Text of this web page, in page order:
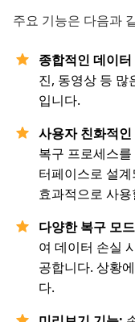
주요 기능은 다음과
종합적인 데이
진, 동영상 등 많
입니다.
사용자 친화적
복구 프로세스
터페이스로 설
효과적으로 사
다양한 복구 모
여 데이터 손실
공합니다. 상황
다.